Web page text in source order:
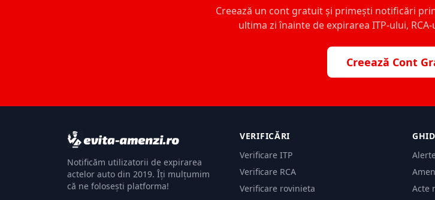
Creează un cont gratuit și primești notificări
ultima zi înainte de expirarea ITP-ului,
Creează Cont
Notificăm utilizatorii de expirarea
actelor auto din 2019. Îți mulțumim
că ne folosești platforma!
VERIFICĂRI
Verificare ITP
Verificare RCA
Verificare rovinieta
Acte